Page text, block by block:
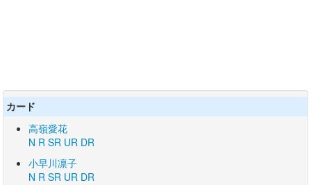
カード
高嶺愛花
N R SR UR DR
小早川凛子
N R SR UR DR